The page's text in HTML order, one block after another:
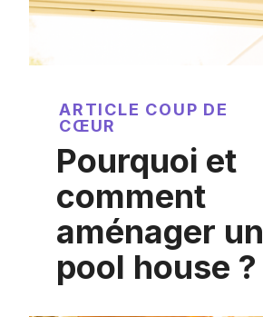
ARTICLE COUP DE
CŒUR
Pourquoi et
comment
aménager un
pool house ?